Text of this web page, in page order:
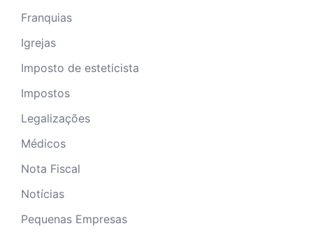
Franquias
Igrejas
Imposto de esteticista
Impostos
Legalizações
Médicos
Nota Fiscal
Notícias
Pequenas Empresas